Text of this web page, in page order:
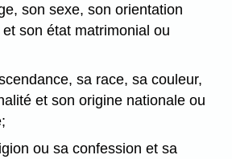
son sexe, son orientation
son état matrimonial ou
sa race, sa couleur,
et son origine nationale ou
ou sa confession et sa